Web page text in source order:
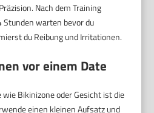
Nach dem Training
warten bevor du
du Reibung und Irritationen.
vor einem Date
Bikinizone oder Gesicht ist die
einen kleinen Aufsatz und